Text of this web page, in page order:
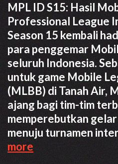
MPL ID S15: Hasil
Professional League
Season 15 kembali
para penggemar
seluruh Indonesia.
untuk game Mobile
(MLBB) di Tanah Air,
ajang bagi tim-tim
memperebutkan
menuju turnamen
more MPL